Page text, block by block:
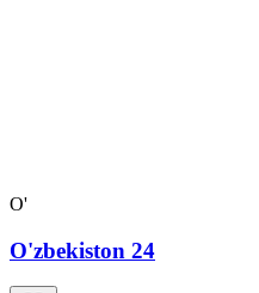
O'
O'zbekiston 24